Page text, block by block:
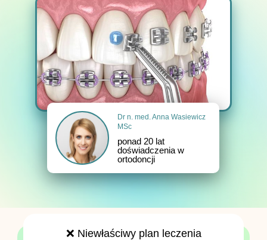
Dr n. med. Anna Wasiewicz
MSc
ponad 20 lat
doświadczenia w
ortodoncji
❌ Niewłaściwy plan leczenia